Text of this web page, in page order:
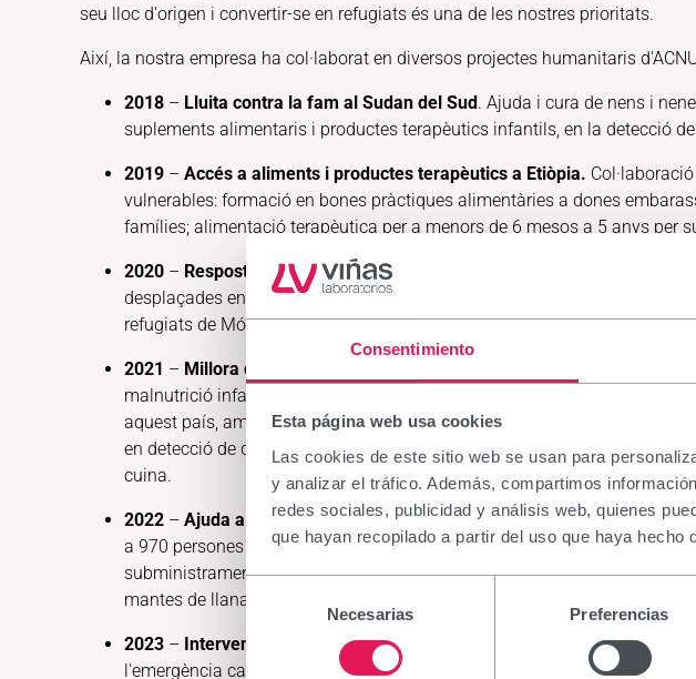
Consentimiento
Esta página web usa cookies
Las cookies de este sitio web se usan para
y analizar el tráfico. Además, compartimos
redes sociales, publicidad y análisis web, quienes
que hayan recopilado a partir del uso que haya hecho
consentimiento
Necesarias Preferencias
seu lloc d'origen i convertir-se en refugiats és una de les nostres prioritats.
Així, la nostra empresa ha col·laborat en diversos projectes humanitaris
2018 – Lluita contra la fam al Sudan del Sud . Ajuda i cura de nens i
suplements alimentaris i productes terapèutics infantils, en la detecció
2019 – Accés a aliments i productes terapèutics a Etiòpia.
vulnerables: formació en bones pràctiques alimentàries a dones
famílies; alimentació terapèutica per a menors de 6 mesos a 5 anys per
2020 – Resposta davant l'emergència sanitària als camps de refugiats a
desplaçades en assentaments grecs amb l'objectiu de protegir-los i
refugiats de Mória, situat a l'illa de Lesbos, en una situació especialment
2021 – Millora del benestar nutricional dels refugiats a Etiòpia.
malnutrició infantil per millorar el benestar nutricional i la salut materno-
aquest país, amb activitats com: formacions als grups de suport de
en detecció de desnutrició infantil; horticultura domèstica; provisió
cuina.
2022 – Ajuda a persones desplaçades per la guerra d'Ucraïna.
a 970 persones desplaçades dins d'Ucraïna i refugiades a països veïns
subministrament de materials de refugi per a llars destruïdes o
mantes de llana i tèrmiques, sacs de dormir; kits bàsics d'higiene; i diners
2023 – Intervenció a Turquia, Síria i Nigèria.
Suport a dos projectes:
l'emergència causada pel terratrèmol a Turquia i Síria; i impulsar el dret